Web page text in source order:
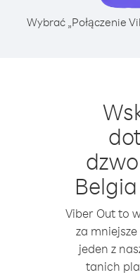
Wybrać „Połączenie
Viber Out to
za
jeden z
tanich